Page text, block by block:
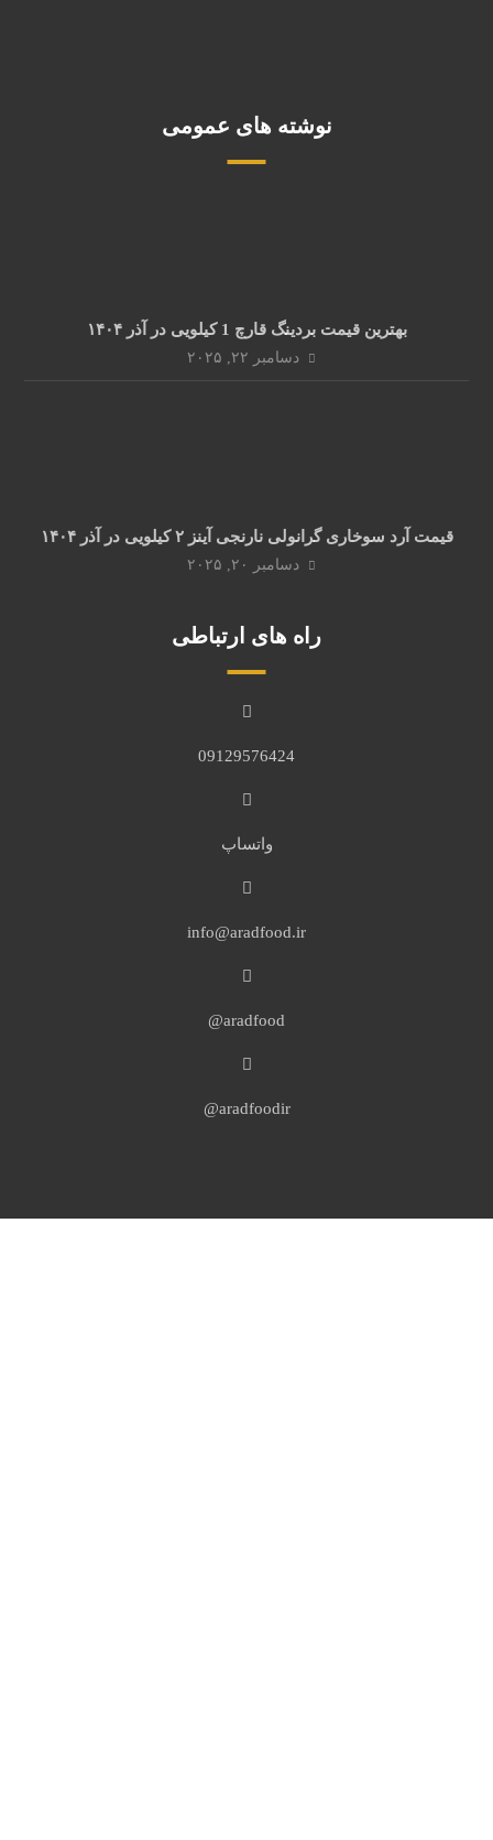
نوشته های عمومی
بهترین قیمت بردینگ قارچ 1 کیلویی در آذر ۱۴۰۴
دسامبر ۲۲, ۲۰۲۵
قیمت آرد سوخاری گرانولی نارنجی آینز ۲ کیلویی در آذر ۱۴۰۴
دسامبر ۲۰, ۲۰۲۵
راه های ارتباطی
09129576424
واتساپ
info@aradfood.ir
aradfood@
aradfoodir@